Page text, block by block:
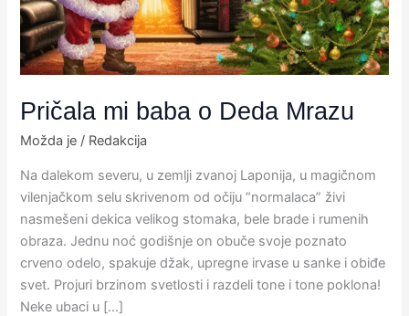
Pričala mi baba o Deda Mrazu
Možda je / Redakcija
Na dalekom severu, u zemlji zvanoj Laponija, u magičnom
vilenjačkom selu skrivenom od očiju “normalaca” živi
nasmešeni dekica velikog stomaka, bele brade i rumenih
obraza. Jednu noć godišnje on obuče svoje poznato
crveno odelo, spakuje džak, upregne irvase u sanke i obiđe
svet. Projuri brzinom svetlosti i razdeli tone i tone poklona!
Neke ubaci u […]